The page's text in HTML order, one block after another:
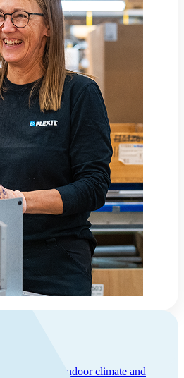
with indoor climate and